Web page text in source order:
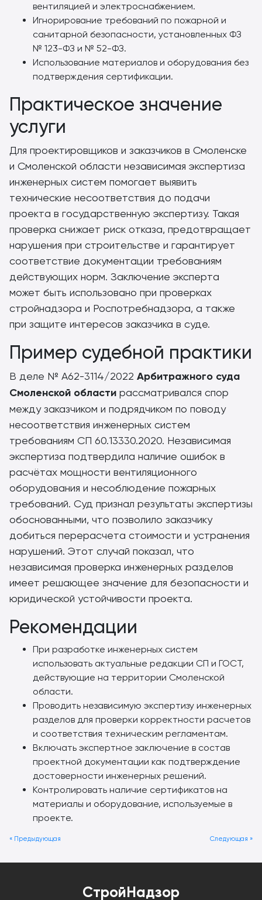
вентиляцией и электроснабжением.
Игнорирование требований по пожарной и
санитарной безопасности, установленных ФЗ
№ 123-ФЗ и № 52-ФЗ.
Использование материалов и оборудования без
подтверждения сертификации.
Практическое значение
услуги
Для проектировщиков и заказчиков в Смоленске
и Смоленской области независимая экспертиза
инженерных систем помогает выявить
технические несоответствия до подачи
проекта в государственную экспертизу. Такая
проверка снижает риск отказа, предотвращает
нарушения при строительстве и гарантирует
соответствие документации требованиям
действующих норм. Заключение эксперта
может быть использовано при проверках
стройнадзора и Роспотребнадзора, а также
при защите интересов заказчика в суде.
Пример судебной практики
В деле № А62-3114/2022 Арбитражного суда
Смоленской области рассматривался спор
между заказчиком и подрядчиком по поводу
несоответствия инженерных систем
требованиям СП 60.13330.2020. Независимая
экспертиза подтвердила наличие ошибок в
расчётах мощности вентиляционного
оборудования и несоблюдение пожарных
требований. Суд признал результаты экспертизы
обоснованными, что позволило заказчику
добиться перерасчета стоимости и устранения
нарушений. Этот случай показал, что
независимая проверка инженерных разделов
имеет решающее значение для безопасности и
юридической устойчивости проекта.
Рекомендации
При разработке инженерных систем
использовать актуальные редакции СП и ГОСТ,
действующие на территории Смоленской
области.
Проводить независимую экспертизу инженерных
разделов для проверки корректности расчетов
и соответствия техническим регламентам.
Включать экспертное заключение в состав
проектной документации как подтверждение
достоверности инженерных решений.
Контролировать наличие сертификатов на
материалы и оборудование, используемые в
проекте.
Следующая »
« Предыдующая
СтройНадзор